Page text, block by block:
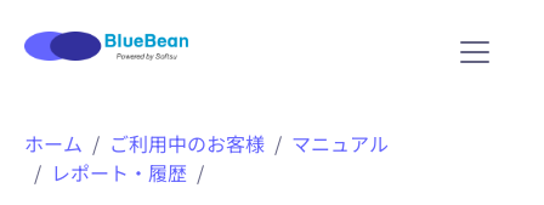
ホーム ご利用中のお客様
マニュアル
レポート・履歴